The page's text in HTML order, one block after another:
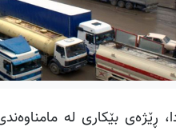
ڕێژەی بێکاری لە